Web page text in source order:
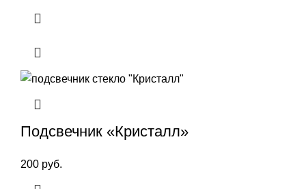
Подсвечник «Кристалл»
200 руб.